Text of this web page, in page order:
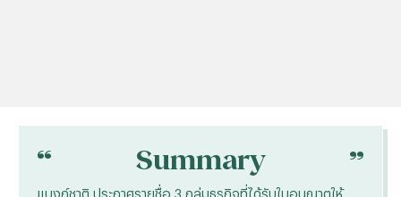
“ Summary “
แบงก์ชาติ ประกาศรายชื่อ 3 กลุ่มธุรกิจที่ได้รับใบอนุญาตให้